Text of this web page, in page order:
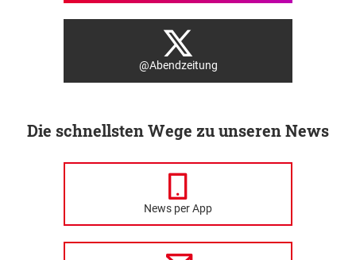
@Abendzeitung
Die schnellsten Wege zu unseren News
News per App